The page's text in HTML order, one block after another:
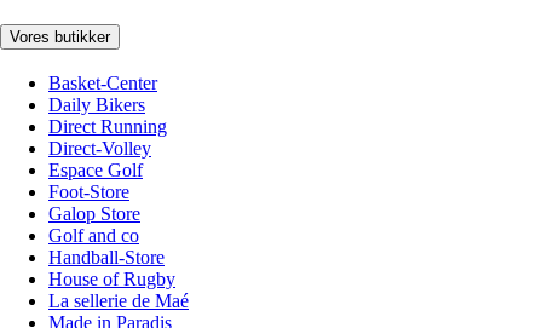
Vores butikker
Basket-Center
Daily Bikers
Direct Running
Direct-Volley
Espace Golf
Foot-Store
Galop Store
Golf and co
Handball-Store
House of Rugby
La sellerie de Maé
Made in Paradis